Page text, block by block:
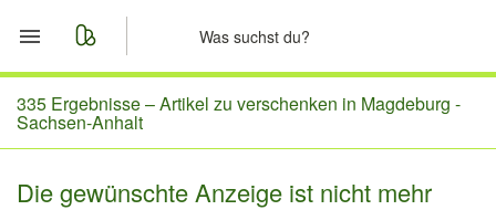
Start
Merkliste
335 Ergebnisse –Artikel zu verschenken in Magdeburg -
Sachsen-Anhalt
Die gewünschte Anzeige ist nicht mehr